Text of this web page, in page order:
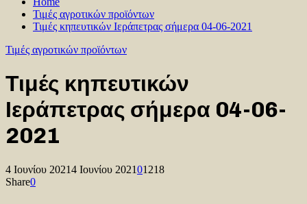
Τιμές αγροτικών προϊόντων
Τιμές κηπευτικών Ιεράπετρας σήμερα 04-06-2021
Τιμές αγροτικών προϊόντων
Τιμές κηπευτικών
Ιεράπετρας σήμερα 04-06-
2021
4 Ιουνίου 20214 Ιουνίου 202101218
Share0